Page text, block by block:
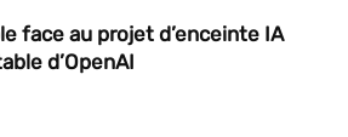
face au projet d’enceinte IA
d’OpenAI